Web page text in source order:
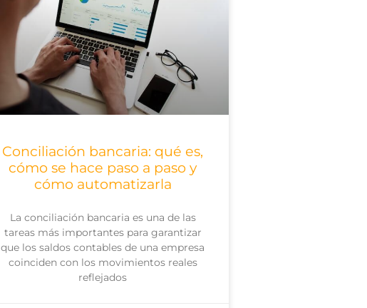
Conciliación bancaria: qué es,
cómo se hace paso a paso y
cómo automatizarla
La conciliación bancaria es una de las
tareas más importantes para garantizar
que los saldos contables de una empresa
coinciden con los movimientos reales
reflejados